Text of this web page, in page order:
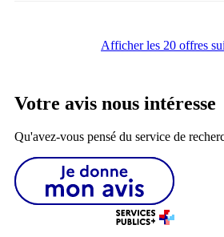
Afficher les 20 offres
Votre avis nous intéresse
Qu'avez-vous pensé du service de